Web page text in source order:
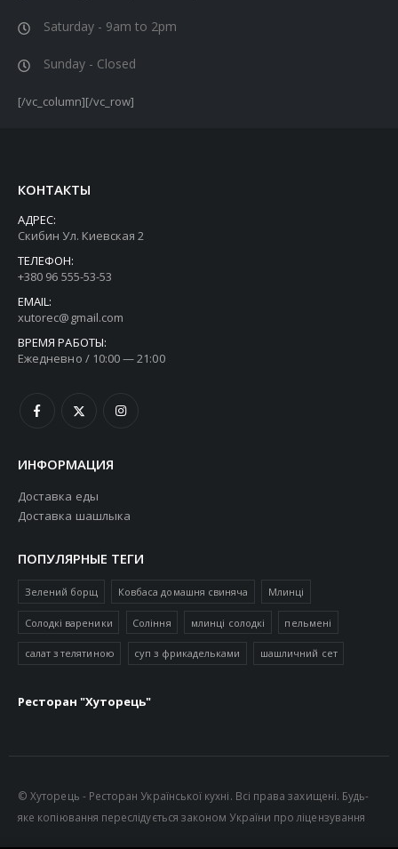
Saturday - 9am to 2pm
Sunday - Closed
[/vc_column][/vc_row]
КОНТАКТЫ
АДРЕС:
Скибин Ул. Киевская 2
ТЕЛЕФОН:
+380 96 555-53-53
EMAIL:
xutorec@gmail.com
ВРЕМЯ РАБОТЫ:
Ежедневно / 10:00 — 21:00
ИНФОРМАЦИЯ
Доставка еды
Доставка шашлыка
ПОПУЛЯРНЫЕ ТЕГИ
Зелений борщ Ковбаса домашня свиняча Млинці
Солодкі вареники Соління млинці солодкі пельмені
салат з телятиною суп з фрикадельками шашличний сет
Ресторан "Хуторець"
© Хуторець - Ресторан Української кухні. Всі права захищені. Будь-
яке копіювання переслідується законом України про ліцензування